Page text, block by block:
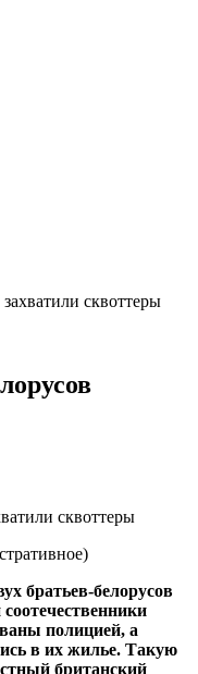
сквоттеры
братьев-белорусов
полицией, а
в их жилье. Такую
британский